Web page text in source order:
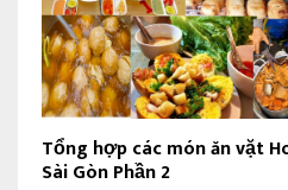
Tổng hợp các món ăn vặt
Sài Gòn Phần 2